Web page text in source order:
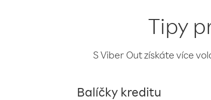
Tipy
S Viber Out získáte více
Balíčky kreditu